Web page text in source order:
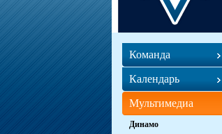
Команда
Календарь
Мультимедиа
Динамо